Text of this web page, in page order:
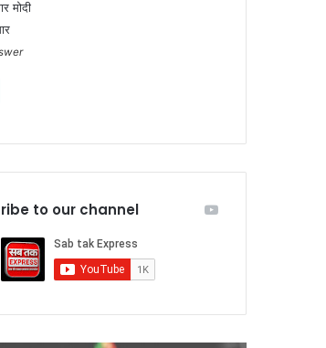
मोदी
to our channel